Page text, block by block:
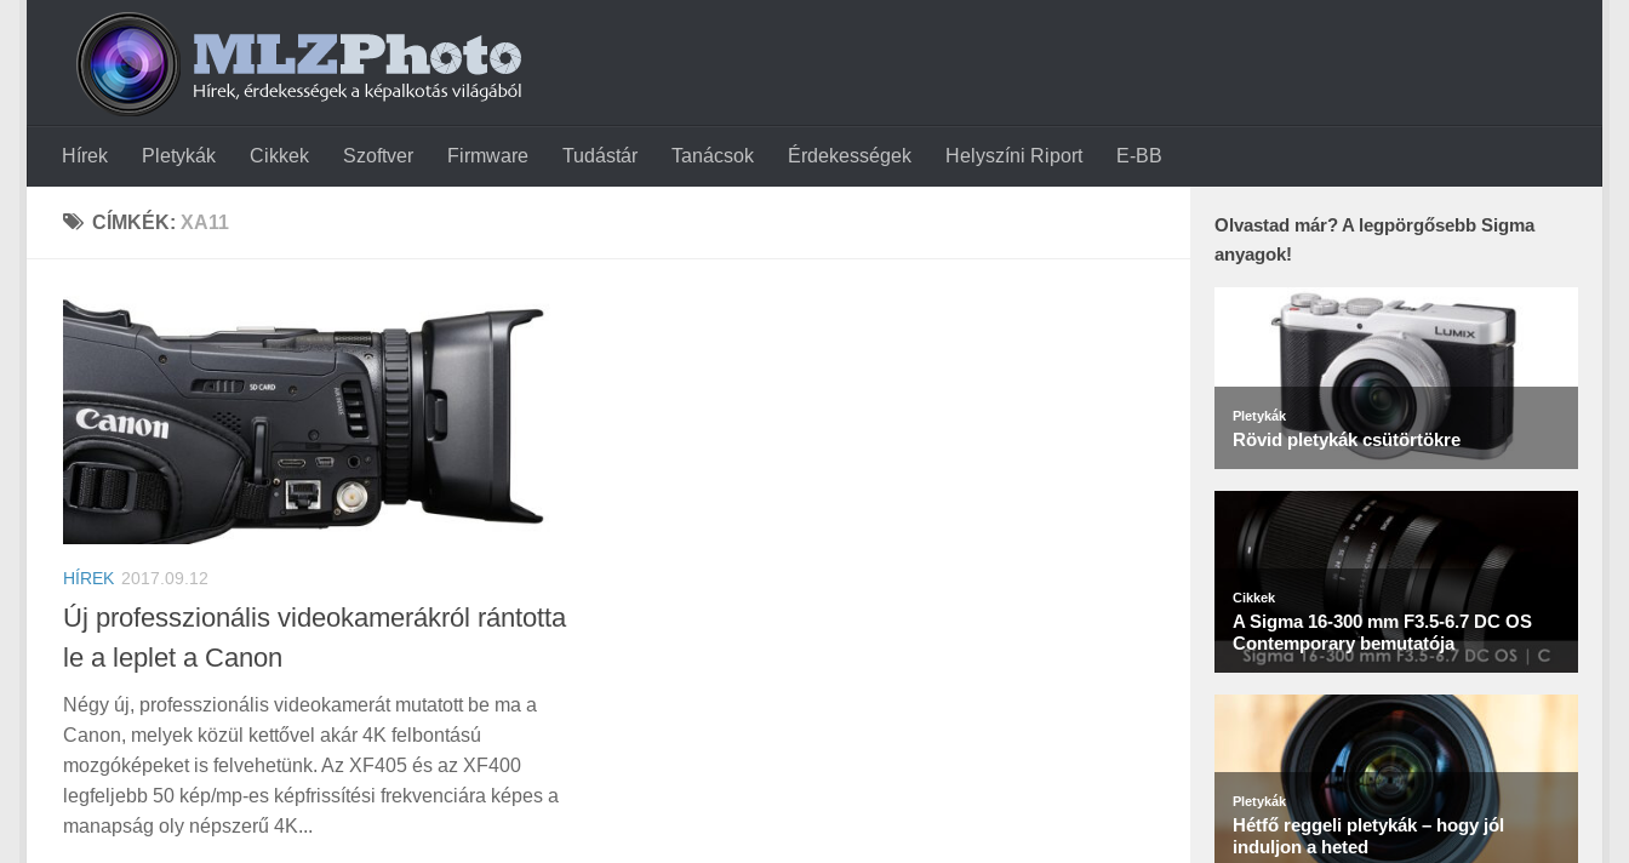
Hírek Pletykák Cikkek Szoftver Firmware Tudástár Tanácsok Érdekességek Helyszíni Riport E-BB
CÍMKÉK: XA11
HÍREK 2017.09.12
Új professzionális videokamerákról rántotta
le a leplet a Canon
Négy új, professzionális videokamerát mutatott be ma a
Canon, melyek közül kettővel akár 4K felbontású
mozgóképeket is felvehetünk. Az XF405 és az XF400
legfeljebb 50 kép/mp-es képfrissítési frekvenciára képes a
manapság oly népszerű 4K...
Olvastad már? A legpörgősebb Sigma
anyagok!